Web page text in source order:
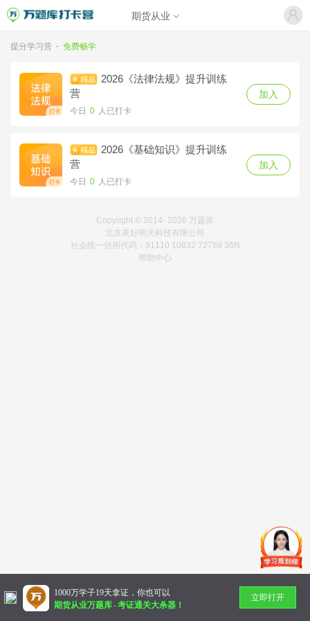
期货从业
提分学习营 · 免费畅学
2026《法律法规》提升训练
营
今日 0 人已打卡
加入
2026《基础知识》提升训练
营
今日 0 人已打卡
加入
Copyright © 2014- 2026 万题库
北京美好明天科技有限公司
社会统一信用代码：91110 10832 72789 36N
帮助中心
1000万学子19天拿证，你也可以
期货从业万题库-考证通关大杀器！
立即打开